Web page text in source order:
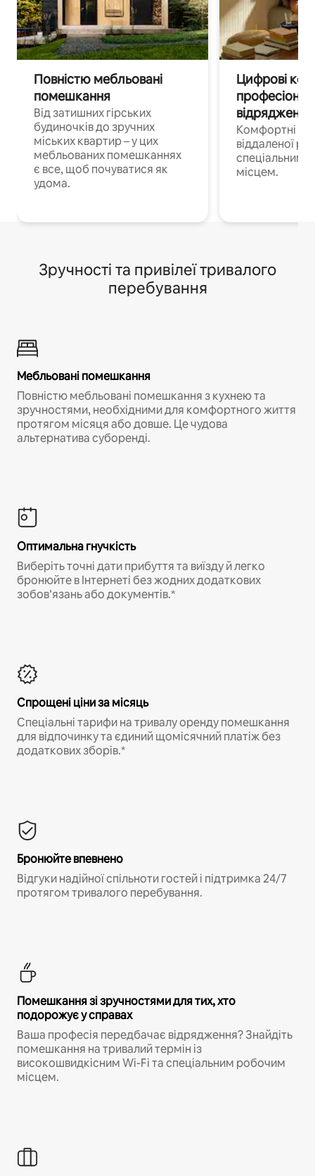
Повністю мебльовані
помешкання
Від затишних гірських
будиночків до зручних
міських квартир – у цих
мебльованих помешканнях
є все, щоб почуватися як
удома.
Цифрові
Комфортні
віддаленої
спеціальним
місцем.
Зручності та привілеї тривалого
перебування
Мебльовані помешкання
Повністю мебльовані помешкання з кухнею та
зручностями, необхідними для комфортного життя
протягом місяця або довше. Це чудова
альтернатива суборенді.
Оптимальна гнучкість
Виберіть точні дати прибуття та виїзду й легко
бронюйте в Інтернеті без жодних додаткових
зобов’язань або документів.*
Спрощені ціни за місяць
Спеціальні тарифи на тривалу оренду помешкання
для відпочинку та єдиний щомісячний платіж без
додаткових зборів.*
Бронюйте впевнено
Відгуки надійної спільноти гостей і підтримка 24/7
протягом тривалого перебування.
Помешкання зі зручностями для тих, хто
подорожує у справах
Ваша професія передбачає відрядження? Знайдіть
помешкання на тривалий термін із
високошвидкісним Wi-Fi та спеціальним робочим
місцем.